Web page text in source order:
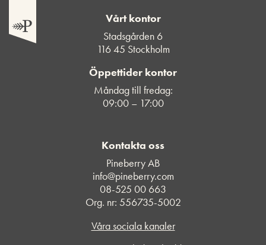
Vårt kontor
Stadsgården 6
116 45 Stockholm
Öppettider kontor
Måndag till fredag:
09:00 – 17:00
Kontakta oss
Pineberry AB
info@pineberry.com
08-525 00 663
Org. nr: 556735-5002
Våra sociala kanaler